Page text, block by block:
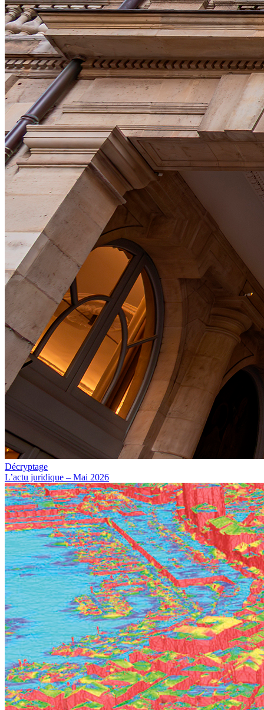
Décryptage
L’actu juridique – Mai 2026